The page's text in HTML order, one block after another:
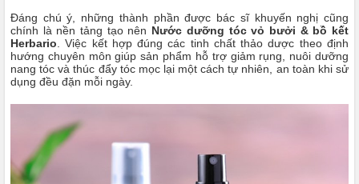
Đáng chú ý, những thành phần được bác sĩ khuyến nghị cũng
chính là nền tảng tạo nên Nước dưỡng tóc vỏ bưởi & bồ kết
Herbario. Việc kết hợp đúng các tinh chất thảo dược theo định
hướng chuyên môn giúp sản phẩm hỗ trợ giảm rụng, nuôi dưỡng
nang tóc và thúc đẩy tóc mọc lại một cách tự nhiên, an toàn khi sử
dụng đều đặn mỗi ngày.